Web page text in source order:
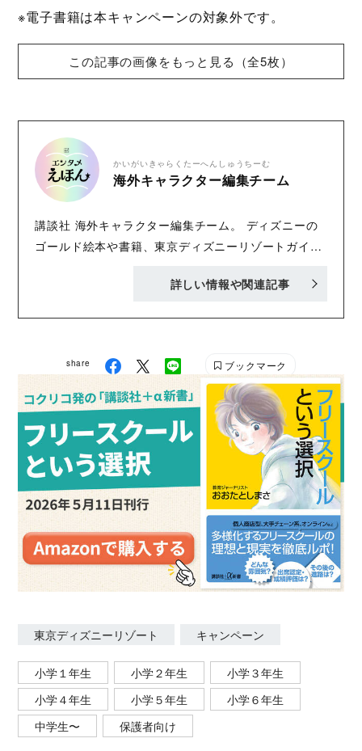
※電子書籍は本キャンペーンの対象外です。
この記事の画像をもっと見る（全5枚）
かいがいきゃらくたーへんしゅうちーむ
海外キャラクター編集チーム
講談社 海外キャラクター編集チーム。 ディズニーの
ゴールド絵本や書籍、東京ディズニーリゾートガイド
る」書籍を刊行中！ Twitter : @KODANSHA_dish
詳しい情報や関連記事
share ブックマーク
東京ディズニーリゾート キャンペーン
小学１年生 小学２年生
小学３年生
小学４年生
小学５年生
小学６年生
中学生〜
保護者向け